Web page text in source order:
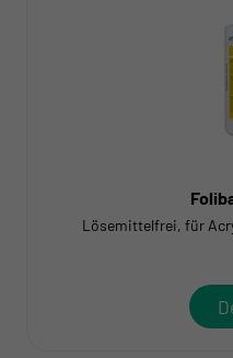
Lösemittelfrei, für